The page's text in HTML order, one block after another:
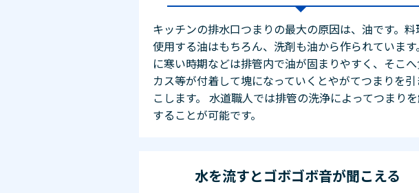
キッチンの排水口つまりの最大の原因は、油です。料
使用する油はもちろん、洗剤も油から作られています
に寒い時期などは排管内で油が固まりやすく、そこ
カス等が付着して塊になっていくとやがてつまりを
こします。 水道職人では排管の洗浄によってつまり
することが可能です。
水を流すとゴボゴボ音が聞こえる